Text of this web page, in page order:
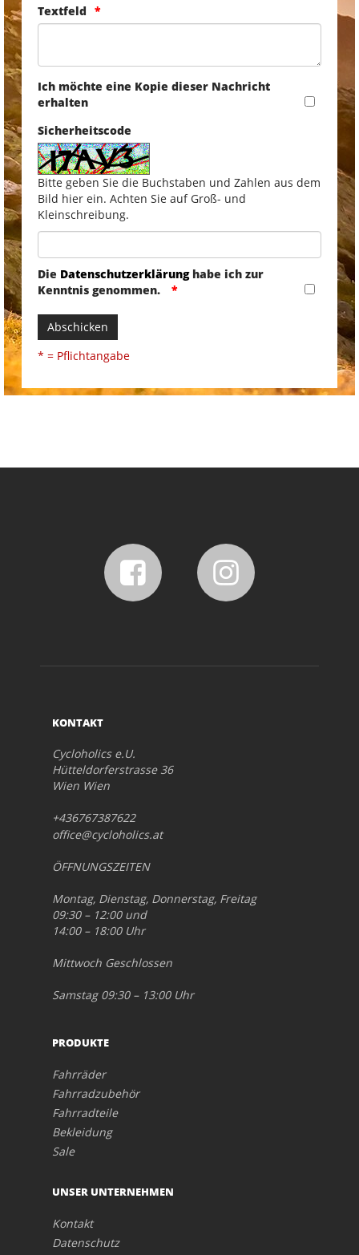
Textfeld
Ich möchte eine Kopie dieser Nachricht
erhalten
Sicherheitscode
Bitte geben Sie die Buchstaben und Zahlen aus dem
Bild hier ein. Achten Sie auf Groß- und
Kleinschreibung.
Die Datenschutzerklärunghabe ich zur
Kenntnis genommen.
Abschicken
* = Pflichtangabe
KONTAKT
Cycloholics e.U.
Hütteldorferstrasse 36
Wien Wien
+436767387622
office@cycloholics.at
ÖFFNUNGSZEITEN
Montag, Dienstag, Donnerstag, Freitag
09:30 – 12:00 und
14:00 – 18:00 Uhr
Mittwoch Geschlossen
Samstag 09:30 – 13:00 Uhr
PRODUKTE
Fahrräder
Fahrradzubehör
Fahrradteile
Bekleidung
Sale
UNSER UNTERNEHMEN
Kontakt
Datenschutz